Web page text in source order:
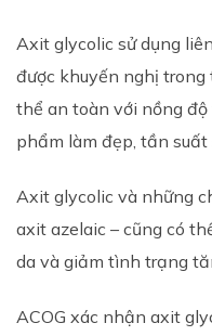
Axit glycolic sử dụng
được khuyến nghị
thể an toàn với nồng
phẩm làm đẹp, tần suất
Axit glycolic và những
axit azelaic – cũng có
da và giảm tình trạng
ACOG xác nhận axit